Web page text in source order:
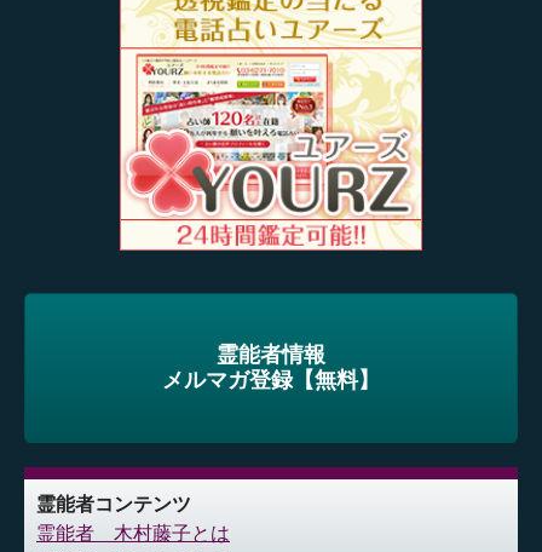
霊能者情報
メルマガ登録【無料】
霊能者コンテンツ
霊能者 木村藤子とは